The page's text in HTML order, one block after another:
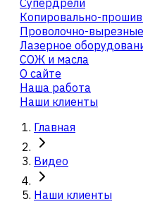
Cупердрели
Копировально-
Проволочно-
Лазерное
СОЖ и масла
О сайте
Наша работа
Наши клиенты
Главная
Видео
Наши клиенты